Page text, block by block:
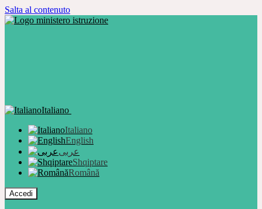
Salta al contenuto
Italiano
Italiano
English
عربى
Shqiptare
Română
Accedi